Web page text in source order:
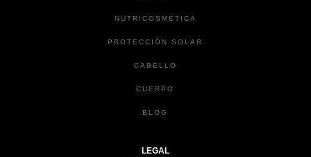
NUTRICOSMÉTICA
PROTECCIÓN SOLAR
CABELLO
CUERPO
BLOG
LEGAL